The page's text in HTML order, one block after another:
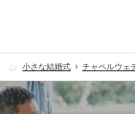
小さな結婚式 チャペルウェ